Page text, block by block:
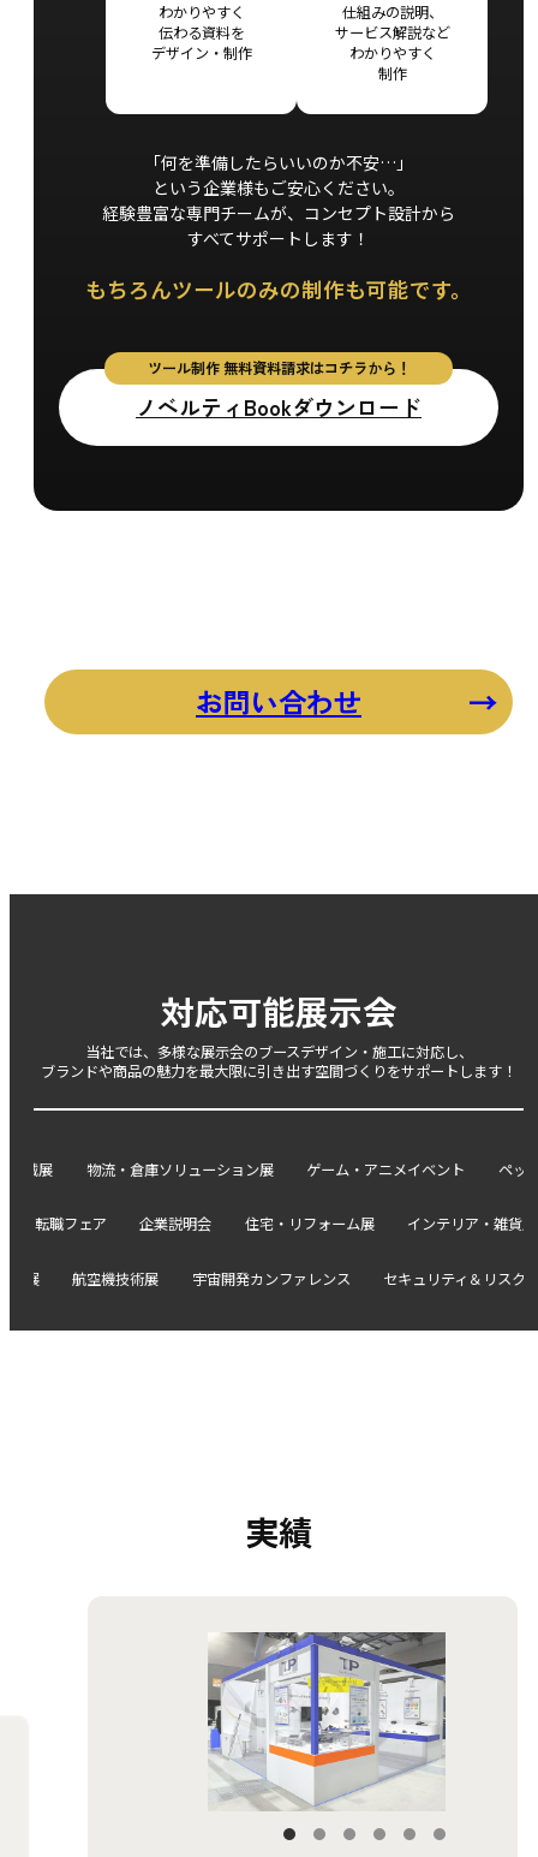
わかりやすく
伝わる資料を
デザイン・ 制作
仕組みの説明、
サービス解説など
わかりやすく
制作
「何を準備したらいいのか不安…」
という企業様もご安心ください。
経験豊富な専門チームが、 コンセプト設計から
すべてサポートします！
もちろんツールのみの制作も可能です。
ノベルティBookダウンロード
お問い合わせ
対応可能展示会
当社では、多様な展示会のブースデザイン・施工に対応し、
ブランドや商品の魅力を最大限に引き出す空間づくりをサポートします！
物流・倉庫ソリューション展 ゲーム・アニメイベント ペット用品展示会
企業説明会 住宅・リフォーム展 インテリア・雑貨展示会
空機技術展 宇宙開発カンファレンス セキュリティ＆リスクマネジメン
実績